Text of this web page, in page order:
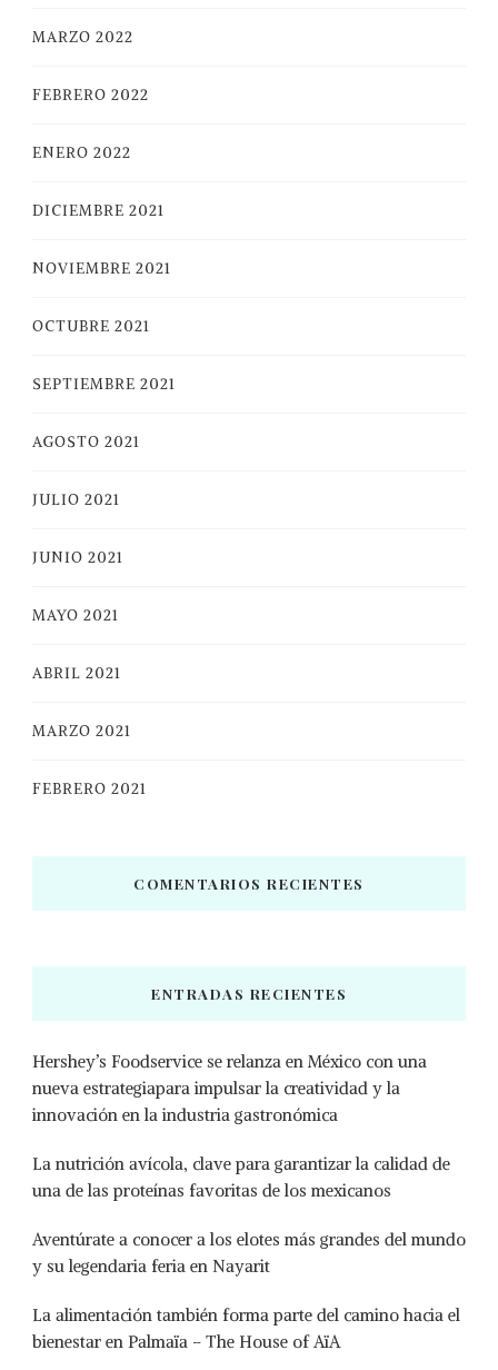
MARZO 2022
FEBRERO 2022
ENERO 2022
DICIEMBRE 2021
NOVIEMBRE 2021
OCTUBRE 2021
SEPTIEMBRE 2021
AGOSTO 2021
JULIO 2021
JUNIO 2021
MAYO 2021
ABRIL 2021
MARZO 2021
FEBRERO 2021
COMENTARIOS RECIENTES
ENTRADAS RECIENTES
Hershey’s Foodservice se relanza en México con una
nueva estrategiapara impulsar la creatividad y la
innovación en la industria gastronómica
La nutrición avícola, clave para garantizar la calidad de
una de las proteínas favoritas de los mexicanos
Aventúrate a conocer a los elotes más grandes del mundo
y su legendaria feria en Nayarit
La alimentación también forma parte del camino hacia el
bienestar en Palmaïa – The House of AïA